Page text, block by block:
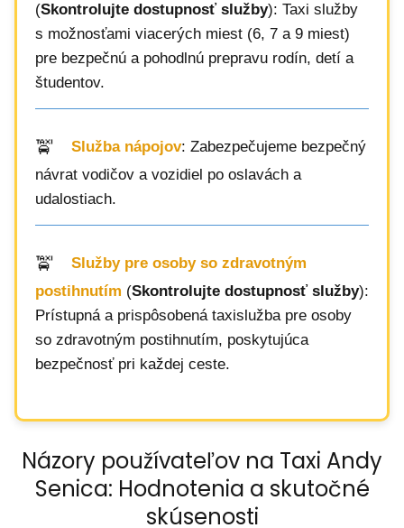
(Skontrolujte dostupnosť služby): Taxi služby
s možnosťami viacerých miest (6, 7 a 9 miest)
pre bezpečnú a pohodlnú prepravu rodín, detí a
študentov.
Služba nápojov: Zabezpečujeme bezpečný
návrat vodičov a vozidiel po oslavách a
udalostiach.
Služby pre osoby so zdravotným
postihnutím (Skontrolujte dostupnosť služby):
Prístupná a prispôsobená taxislužba pre osoby
so zdravotným postihnutím, poskytujúca
bezpečnosť pri každej ceste.
Názory používateľov na Taxi Andy
Senica: Hodnotenia a skutočné
skúsenosti